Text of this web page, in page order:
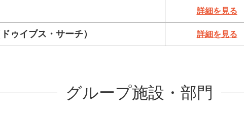
詳細を見る
ゥイブス・サーチ） 詳細を見る
グループ施設・部門